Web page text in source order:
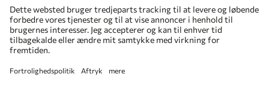
Data Privacy Framework, som sikrer overholdelse af det
europæiske databeskyttelsesniveau på grundlag af en
tilstrækkelighedsbeslutning fra Europa-Kommissionen.
Yderligere information om databeskyttelse fra Google kan findes
12.3Google reCAPTCHA